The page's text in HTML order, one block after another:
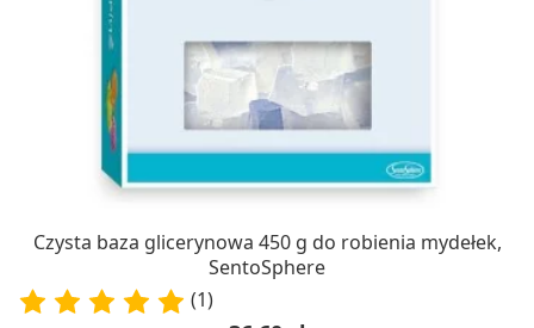
Czysta baza glicerynowa 450 g do robienia mydełek,
SentoSphere
(1)